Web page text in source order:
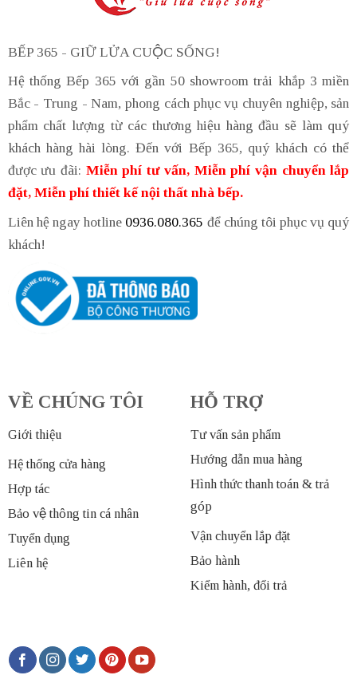
BẾP 365 - GIỮ LỬA CUỘC SỐNG!
Hệ thống Bếp 365 với gần 50 showroom trải khắp 3 miền
Bắc - Trung - Nam, phong cách phục vụ chuyên nghiệp, sản
phẩm chất lượng từ các thương hiệu hàng đầu sẽ làm quý
khách hàng hài lòng. Đến với Bếp 365, quý khách có thể
được ưu đãi: Miễn phí tư vấn, Miễn phí vận chuyển lắp
đặt, Miễn phí thiết kế nội thất nhà bếp.
Liên hệ ngay hotline 0936.080.365 để chúng tôi phục vụ quý
khách!
VỀ CHÚNG TÔI
Giới thiệu
Hệ thống cửa hàng
Hợp tác
Bảo vệ thông tin cá nhân
Tuyển dụng
Liên hệ
HỖ TRỢ
Tư vấn sản phẩm
Hướng dẫn mua hàng
Hình thức thanh toán & trả
góp
Vận chuyển lắp đặt
Bảo hành
Kiểm hành, đổi trả